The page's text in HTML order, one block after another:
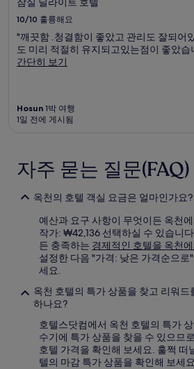
10/10 훌륭해요
"깨끗함 .청결함이 좋았고 관리도 잘되어
도 미리 적절히 유지되고있는점이 좋았습
간단히 보기
Hosun 1박 여행
1일 전에 게시됨
자주 묻는 질문(FAQ)
옥천의 호텔 객실 요금은 얼마인가요?
예산과 요구 사항이 무엇이든 옥천
작가: ₩42,136 선택하실 수 있습니
든 충족하는 경제적인 호텔을 옥천
설정한 다음 "가격: 낮은 가격순으로
세요.
옥천 호텔의 특가 상품을 찾고 리워
하나요?
호텔스닷컴에서 옥천 호텔의 특가
수기에 특가 상품을 찾을 수 있으므
호텔 가격을 확인해 보세요. 훌쩍 떠
텔의 마감 특가 상품을 확인해 보세